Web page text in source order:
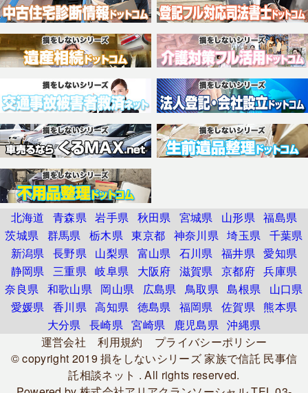
北海道 青森県 岩手県 秋田県 宮城県 山形県 福島県
茨城県
群馬県 栃木県 東京都 神奈川県 埼玉県
千葉県
新潟県
長野県 山梨県 富山県 石川県 福井県 愛知県
静岡県
三重県 岐阜県 大阪府 滋賀県 京都府 兵庫県
奈良県
和歌山県 岡山県 広島県 鳥取県 島根県
山口県
愛媛県
香川県 高知県 徳島県 福岡県 佐賀県
熊本県
大分県
長崎県 宮崎県 鹿児島県 沖縄県
運営会社
利用規約
プライバシーポリシー
© copyright 2019損をしないシリーズ 家族で信託 民事信
託相談ネット . All rights reserved.